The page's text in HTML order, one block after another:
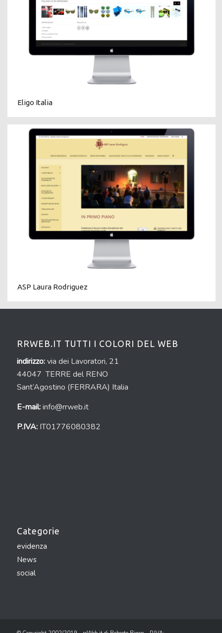
Eligo Italia
ASP Laura Rodriguez
RRWEB.IT TUTTI I COLORI DEL WEB
indirizzo:via dei Lavoratori, 21
44047 TERRE del RENO
Sant’Agostino (FERRARA) Italia
E-mail:info@rrweb.it
P.IVA:IT01776080382
Categorie
evidenza
News
social